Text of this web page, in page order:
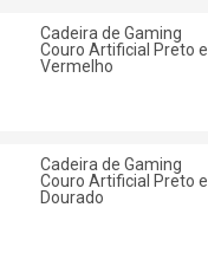
Cadeira de Gaming
Couro Artificial Preto e
Vermelho
Cadeira de Gaming
Couro Artificial Preto e
Dourado